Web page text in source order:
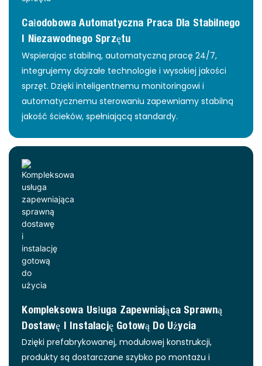
Całodobowa Automatyczna Praca Dla Stabilnego
I Niezawodnego Sprzętu
Wspierając stabilną, automatyczną pracę 24/7,
integrujemy dojrzałe technologie i wysokiej jakości
sprzęt. Dzięki inteligentnemu monitoringowi i
automatycznemu sterowaniu zapewniamy stabilną
jakość ścieków, spełniającą standardy.
Kompleksowa Usługa Zapewniająca Sprawną
Dostawę I Instalację Gotową Do Użycia
Dzięki prefabrykowanej, modułowej konstrukcji,
produkty są dostarczane szybko po montażu i